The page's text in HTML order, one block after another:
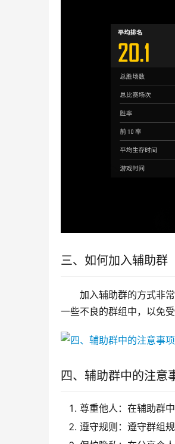
三、如何加入辅助群
加入辅助群的方式非
一些不良的群组中，以免
四、辅助群中的注意
尊重他人：在辅助群
遵守规则：遵守群组